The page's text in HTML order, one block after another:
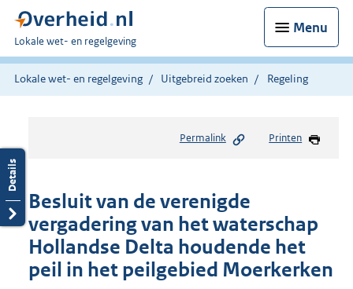
Menu
U
bent
hier:
Lokale wet- en regelgeving
Lokale wet- en regelgeving Uitgebreid zoeken Regeling
Permalink Printen
Besluit van de verenigde
vergadering van het waterschap
Hollandse Delta houdende het
peil in het peilgebied Moerkerken